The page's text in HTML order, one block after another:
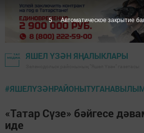
ЯШЕЛ ҮЗӘН ЯҢАЛЫКЛАРЫ
«Татар Сүзе» бәйгесе
иде
5 Автоматическое закрытие